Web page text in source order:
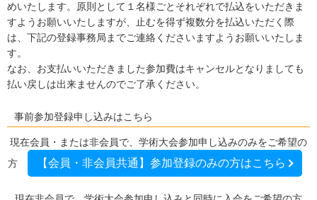
めいたします。原則として１名様ごとそれぞれで払込をいただきま
すようお願いいたしますが、止むを得ず複数分を払込いただく際
は、下記の登録事務局までご連絡くださいますようお願いいたしま
す。
なお、お支払いいただきました参加費はキャンセルとなりましても
払い戻しは出来ませんのでご了承ください。
事前参加登録申し込みはこちら
現在会員・または非会員で、学術大会参加申し込みのみをご希望の
方
【会員・非会員共通】参加登録のみの方はこちら